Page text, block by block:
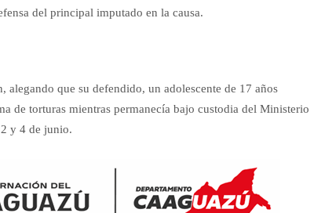
del principal imputado en la causa.
que su defendido, un adolescente de 17 años
de torturas mientras permanecía bajo custodia del Ministerio
y 4 de junio.